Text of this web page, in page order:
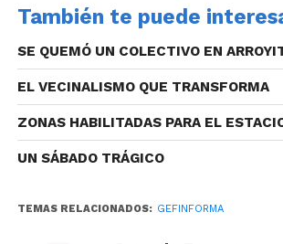
cumpliendo con el aislamiento
33 en tratamiento ambulatorio en
intermedias (7,17%), 46 están
fallecidos (6,74).
Esta cifra de personas contagiadas,
aproximadamente un 0,012% de la
la provincia de Córdoba.
También te puede
SE QUEMÓ UN COLECTIVO EN
EL VECINALISMO QUE TRANSFORMA
ZONAS HABILITADAS PARA EL
UN SÁBADO TRÁGICO
TEMAS RELACIONADOS: GEFINFORMA